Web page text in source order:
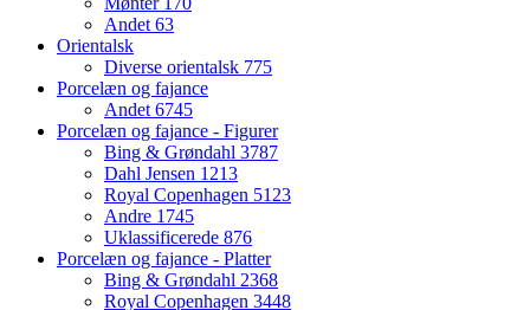
Andet 63
Orientalsk
Diverse orientalsk 775
Porcelæn og fajance
Andet 6745
Porcelæn og fajance - Figurer
Bing & Grøndahl 3787
Dahl Jensen 1213
Royal Copenhagen 5123
Andre 1745
Uklassificerede 876
Porcelæn og fajance - Platter
Bing & Grøndahl 2368
Royal Copenhagen 3448